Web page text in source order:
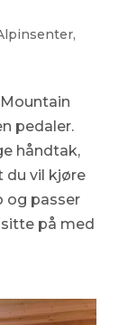
,
pedaler.
håndtak,
du vil kjøre
og passer
på med